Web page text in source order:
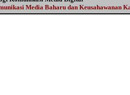
Media Baharu dan Keusahawanan